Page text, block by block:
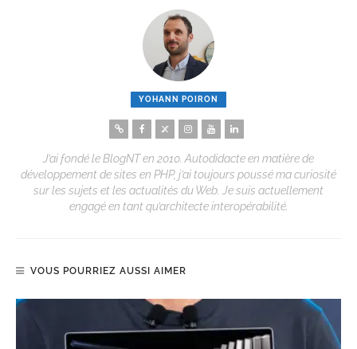
YOHANN POIRON
J’ai fondé le BlogNT en 2010. Autodidacte en matière de
développement de sites en PHP, j’ai toujours poussé ma curiosité
sur les sujets et les actualités du Web. Je suis actuellement
engagé en tant qu’architecte interopérabilité.
VOUS POURRIEZ AUSSI AIMER